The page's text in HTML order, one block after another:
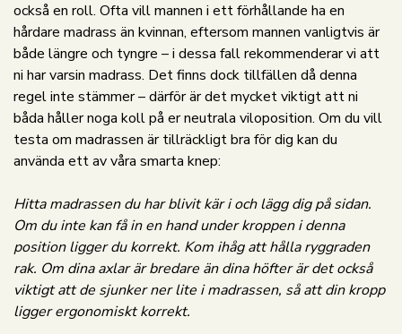
också en roll. Ofta vill mannen i ett förhållande ha en
hårdare madrass än kvinnan, eftersom mannen vanligtvis är
både längre och tyngre – i dessa fall rekommenderar vi att
ni har varsin madrass. Det finns dock tillfällen då denna
regel inte stämmer – därför är det mycket viktigt att ni
båda håller noga koll på er neutrala viloposition. Om du vill
testa om madrassen är tillräckligt bra för dig kan du
använda ett av våra smarta knep:
Hitta madrassen du har blivit kär i och lägg dig på sidan.
Om du inte kan få in en hand under kroppen i denna
position ligger du korrekt. Kom ihåg att hålla ryggraden
rak. Om dina axlar är bredare än dina höfter är det också
viktigt att de sjunker ner lite i madrassen, så att din kropp
ligger ergonomiskt korrekt.